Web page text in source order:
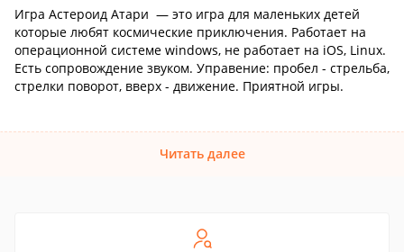
Игра Астероид Атари — это игра для маленьких детей
которые любят космические приключения. Работает на
операционной системе windows, не работает на iOS, Linux.
Есть сопровождение звуком. Управение: пробел - стрельба,
стрелки поворот, вверх - движение. Приятной игры.
Читать далее